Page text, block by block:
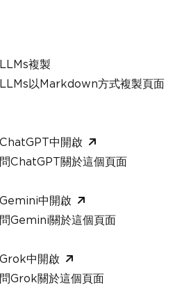
複製
以Markdown方式複製頁面
中開啟
ChatGPT關於這個頁面
中開啟
Gemini關於這個頁面
中開啟
Grok關於這個頁面